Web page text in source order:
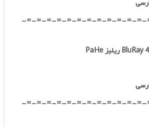
-=-=-=-=-=-=-=-=-=-=-=-
-=-=-=-=-=-=-=-=-=-=-=-